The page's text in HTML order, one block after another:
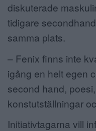
diskuterade
tidigare
samma plats.
– Fenix finns inte
igång en helt egen
second hand,
konstutställningar
Initiativtagarna vill